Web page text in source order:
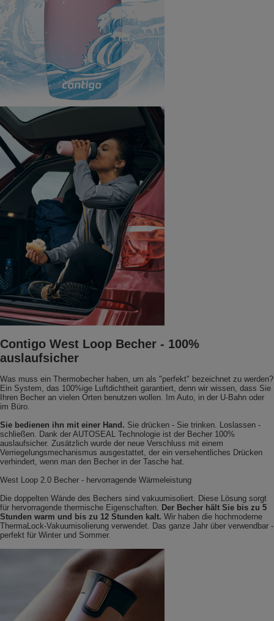
Contigo West Loop Becher - 100%
auslaufsicher
Was muss ein Thermobecher haben, um als "perfekt" bezeichnet zu werden?
Ein System, das 100%ige Luftdichtheit garantiert, denn wir wissen, dass Sie
Ihren Becher an vielen Orten benutzen wollen. Im Auto, in der U-Bahn oder
im Büro.
Sie bedienen ihn mit einer Hand. Sie drücken - Sie trinken. Loslassen -
schließen. Dank der AUTOSEAL Technologie ist der Becher 100%
auslaufsicher. Zusätzlich wurde der neue Verschluss mit einem
Verriegelungsmechanismus ausgestattet, der ein versehentliches Drücken
verhindert, wenn man den Becher in der Tasche hat.
West Loop 2.0 Becher - hervorragende Wärmeleistung
Die doppelten Wände des Bechers sind vakuumisoliert. Diese Lösung sorgt
für hervorragende thermische Eigenschaften. Der Becher hält Sie bis zu 5
Stunden warm und bis zu 12 Stunden kalt. Wir haben die hochmoderne
ThermaLock-Vakuumisolierung verwendet. Das ganze Jahr über verwendbar -
perfekt für Winter und Sommer.